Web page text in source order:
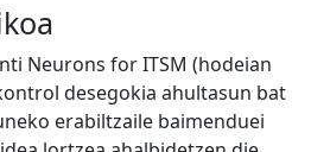
Neurons for ITSM (hodeian
desegokia ahultasun bat
erabiltzaile baimenduei